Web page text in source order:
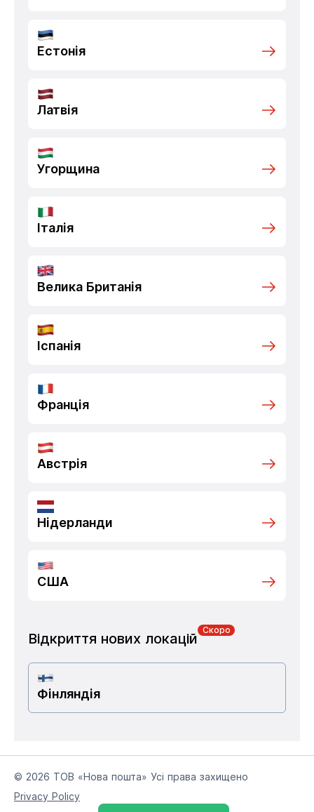
Естонія
Латвія
Угорщина
Італія
Велика Британія
Іспанія
Франція
Австрія
Нідерланди
США
Відкриття нових локацій
Скоро
Фінляндія
© 2026 ТОВ «Нова пошта» Усі права захищено
Privacy Policy